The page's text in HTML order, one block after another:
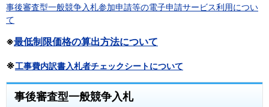
事後審査型一般競争入札参加申請等の電子申請サービス利用につい
て
※最低制限価格の算出方法について
※工事費内訳書入札者チェックシートについて
事後審査型一般競争入札